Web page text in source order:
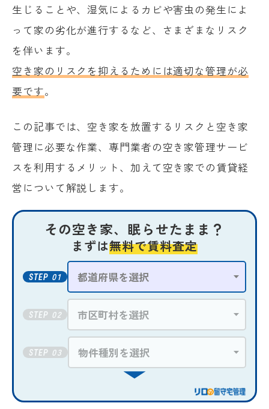
生じることや、湿気によるカビや害虫の発生によ
って家の劣化が進行するなど、さまざまなリスク
を伴います。
空き家のリスクを抑えるためには適切な管理が必
要です。
この記事では、空き家を放置するリスクと空き家
管理に必要な作業、専門業者の空き家管理サービ
スを利用するメリット、加えて空き家での賃貸経
営について解説します。
その空き家、眠らせたまま？
まずは無料で賃料査定
STEP 01
STEP 02
STEP 03